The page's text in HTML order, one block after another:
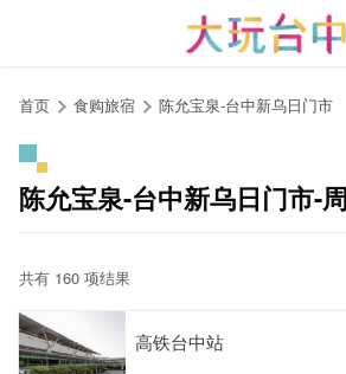
首页 食购旅宿 陈允宝泉-台中新乌日门市
陈允宝泉-台中新乌日门市-
共有 160 项结果
高铁台中站